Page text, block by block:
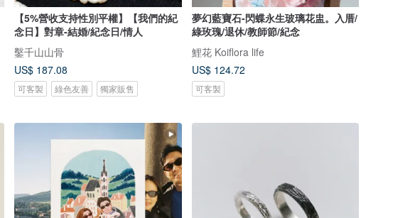
【5%營收支持性別平權】【我們的紀
念日】對章-結婚/紀念日/情人
鑿千山山骨
US$ 187.08
可客製 綠色友善 獨家販售
夢幻藍寶石-閃蝶永生玻璃花盅。入厝/
綠玫瑰/退休/教師節/紀念
鯉花 Koiflora life
US$ 124.72
可客製